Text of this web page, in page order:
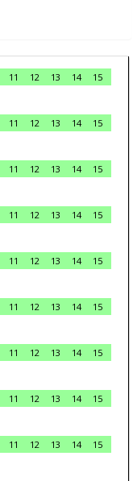
11 12 13 14
15
11 12 13 14
15
11 12 13 14
15
11 12 13 14
15
11 12 13 14
15
11 12 13 14
15
11 12 13 14
15
11 12 13 14
15
11 12 13 14
15